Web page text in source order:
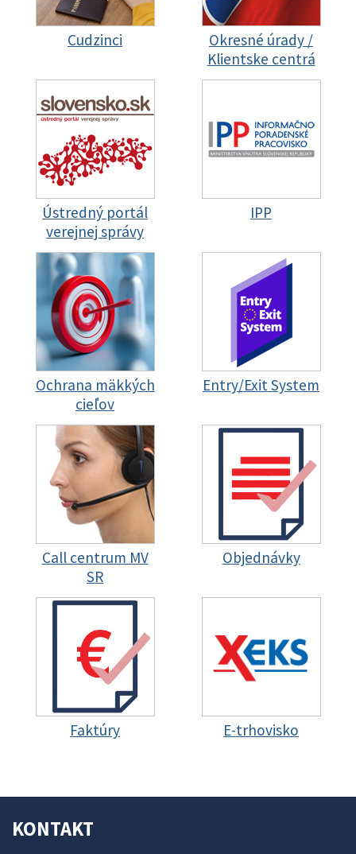
Cudzinci
Okresné úrady /
Klientske centrá
Ústredný portál
verejnej správy
IPP
Ochrana mäkkých
cieľov
Entry/Exit System
Call centrum MV
SR
Objednávky
Faktúry E-trhovisko
KONTAKT